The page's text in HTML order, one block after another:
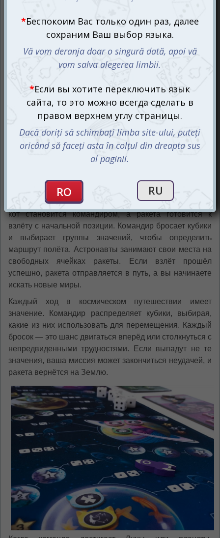
Игра MLEM. Космическое агентство состоит из
нескольких последовательных экспедиций. Каждый
раунд делится на три фазы: взлёт, путешествие и
Ваше космическое приключение начинается с выбора
команды астронавтов с особыми умениями. Первый
кот становится командиром, а ракета готовится к
взлёту с начальной позиции. Командир бросает кубики
и выбирает группы значений, чтобы определить
маршрут полёта. Астронавты занимают свои места на
свободных ячейках ракеты. Если взлёт прошёл
успешно, ракета отправляется в путь, а вы начинаете
искать новые миры.
Каждый ход в космическом путешествии имеет
значение. Командир распределяет кубики, выбирая,
какие из них использовать для перемещения. Каждый
бросок — это шанс двигаться вперёд или столкнуться с
непредвиденными трудностями. Если выпадут не те
значения, ваша миссия может закончиться неудачей, и
ракета вернётся на Землю.